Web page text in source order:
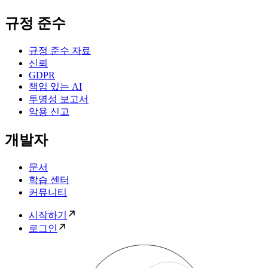
규정 준수
규정 준수 자료
신뢰
GDPR
책임 있는 AI
투명성 보고서
악용 신고
개발자
문서
학습 센터
커뮤니티
시작하기
로그인